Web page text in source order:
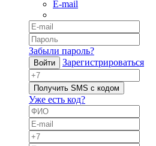
E-mail
Забыли пароль?
Войти Зарегистрироваться
Получить SMS с кодом
Уже есть код?